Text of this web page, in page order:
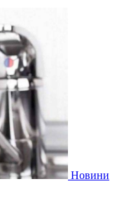
Новини